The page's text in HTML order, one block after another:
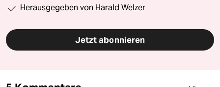
Herausgegeben von Harald Welzer
Jetzt abonnieren